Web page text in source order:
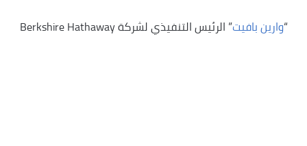
“وارين بافيت” الرئيس التنفيذي لشركة Berkshire Hathaway